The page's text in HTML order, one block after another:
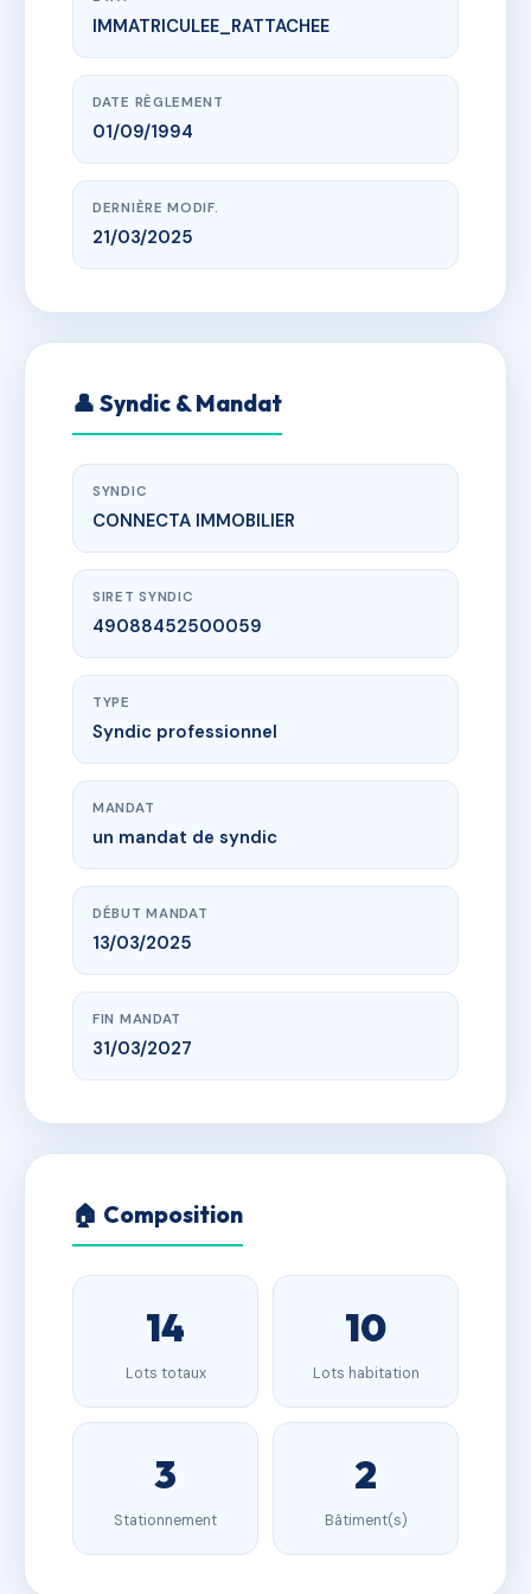
www.vme.plus/AC6497234
38 COUR PALISSY
38 COUR PALISSY 37000 TOURS
IMMATRICULEE_RATTACHEE
DATE RÈGLEMENT
01/09/1994
DERNIÈRE MODIF.
21/03/2025
👤 Syndic & Mandat
SYNDIC
CONNECTA IMMOBILIER
SIRET SYNDIC
49088452500059
TYPE
Syndic professionnel
MANDAT
un mandat de syndic
DÉBUT MANDAT
13/03/2025
FIN MANDAT
31/03/2027
🏠 Composition
14
Lots totaux
10
Lots habitation
3
Stationnement
2
Bâtiment(s)